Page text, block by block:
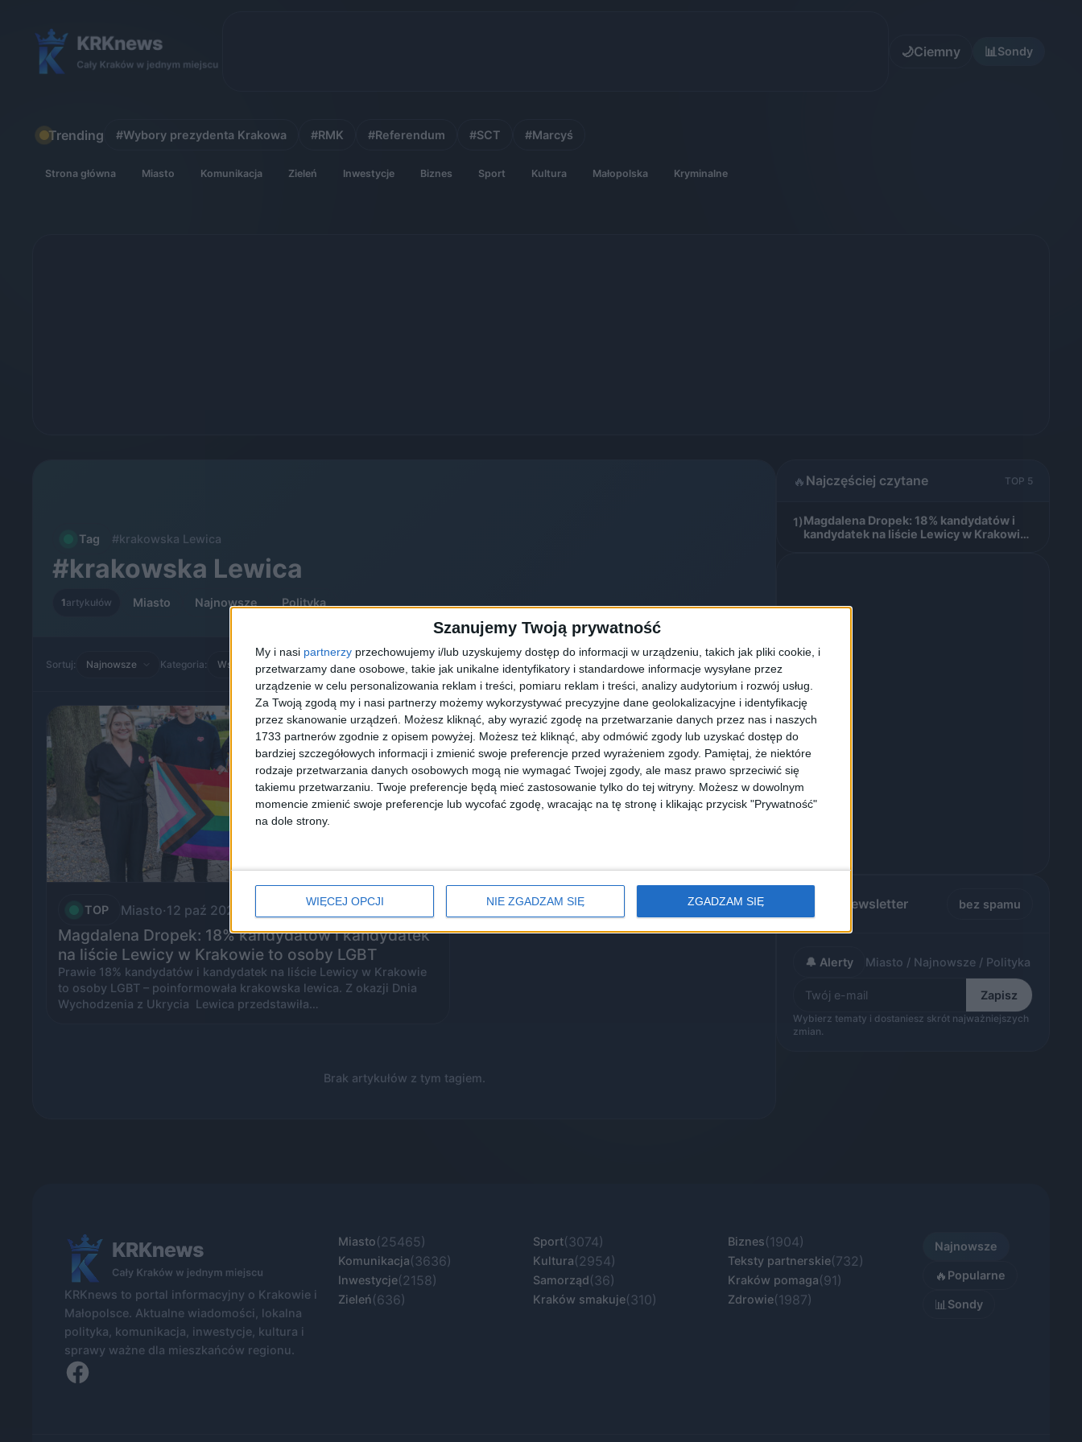
Szanujemy Twoją prywatność
My i nasi partnerzy przechowujemy i/lub uzyskujemy dostęp do informacji w urządzeniu, takich jak pliki cookie, i
przetwarzamy dane osobowe, takie jak unikalne identyfikatory i standardowe informacje wysyłane przez
urządzenie w celu personalizowania reklam i treści, pomiaru reklam i treści, analizy audytorium i rozwój usług.
Za Twoją zgodą my i nasi partnerzy możemy wykorzystywać precyzyjne dane geolokalizacyjne i identyfikację
przez skanowanie urządzeń. Możesz kliknąć, aby wyrazić zgodę na przetwarzanie danych przez nas i naszych
1733 partnerów zgodnie z opisem powyżej. Możesz też kliknąć, aby odmówić zgody lub uzyskać dostęp do
bardziej szczegółowych informacji i zmienić swoje preferencje przed wyrażeniem zgody. Pamiętaj, że niektóre
rodzaje przetwarzania danych osobowych mogą nie wymagać Twojej zgody, ale masz prawo sprzeciwić się
takiemu przetwarzaniu. Twoje preferencje będą mieć zastosowanie tylko do tej witryny. Możesz w dowolnym
momencie zmienić swoje preferencje lub wycofać zgodę, wracając na tę stronę i klikając przycisk "Prywatność"
na dole strony.
WIĘCEJ OPCJI NIE ZGADZAM SIĘ ZGADZAM SIĘ
content
🌙Ciemny 📊Sondy
Trending #Wybory prezydenta Krakowa #RMK #Referendum #SCT #Marcyś
Strona główna Miasto Komunikacja Zieleń Inwestycje Biznes Sport Kultura Małopolska Kryminalne
Tag #krakowska Lewica
#krakowska Lewica
1artykułów Miasto Najnowsze Polityka
Sortuj: Kategoria:
TOP Miasto·12 paź 2023
Magdalena Dropek: 18% kandydatów i kandydatek
na liście Lewicy w Krakowie to osoby LGBT
Prawie 18% kandydatów i kandydatek na liście Lewicy w Krakowie
to osoby LGBT – poinformowała krakowska lewica. Z okazji Dnia
Wychodzenia z Ukrycia Lewica przedstawiła…
Brak artykułów z tym tagiem.
🔥 Najczęściej czytane TOP 5
1)Magdalena Dropek: 18% kandydatów i
kandydatek na liście Lewicy w Krakowie
Alerty / Newsletter bez spamu
🔔 Alerty Miasto / Najnowsze / Polityka
Zapisz
Wybierz tematy i dostaniesz skrót najważniejszych
zmian.
KRKnews to portal informacyjny o Krakowie i
Małopolsce. Aktualne wiadomości, lokalna
polityka, komunikacja, inwestycje, kultura i
sprawy ważne dla mieszkańców regionu.
Miasto(25465)
Komunikacja(3636)
Inwestycje(2158)
Zieleń(636)
Sport(3074)
Kultura(2954)
Samorząd(36)
Kraków smakuje(310)
Biznes(1904)
Teksty partnerskie(732)
Kraków pomaga(91)
Zdrowie(1987)
Najnowsze
🔥 Popularne
📊Sondy